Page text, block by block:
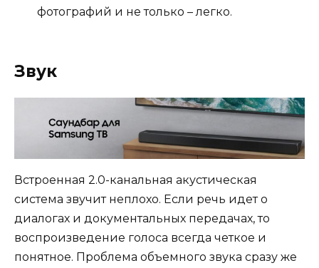
фотографий и не только – легко.
Звук
Встроенная 2.0-канальная акустическая
система звучит неплохо. Если речь идет о
диалогах и документальных передачах, то
воспроизведение голоса всегда четкое и
понятное. Проблема объемного звука сразу же